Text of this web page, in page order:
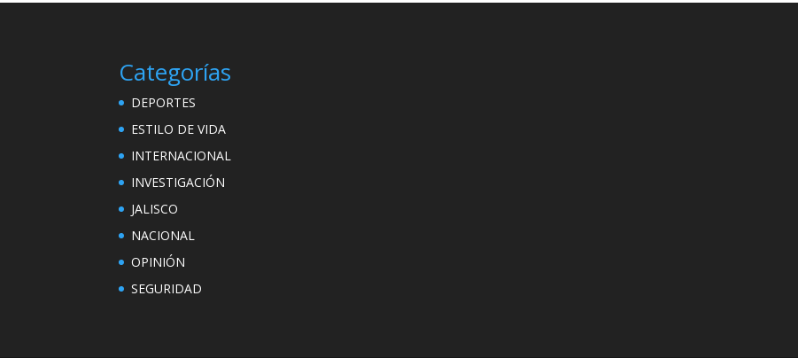
Categorías
DEPORTES
ESTILO DE VIDA
INTERNACIONAL
INVESTIGACIÓN
JALISCO
NACIONAL
OPINIÓN
SEGURIDAD